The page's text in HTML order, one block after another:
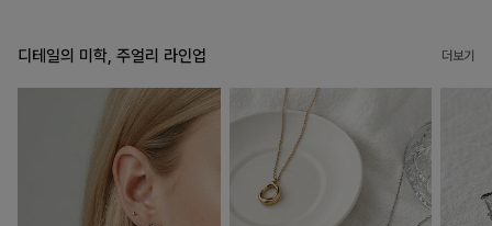
디테일의 미학, 주얼리 라인업 더보기